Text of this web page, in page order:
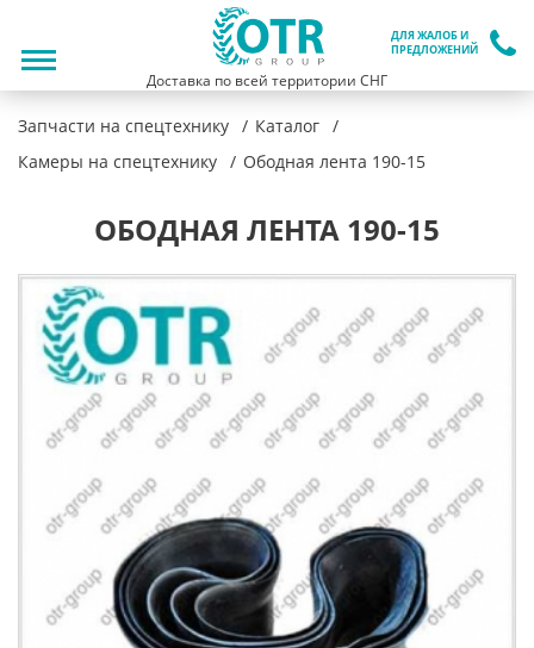
ДЛЯ ЖАЛОБ И
ПРЕДЛОЖЕНИЙ
Доставка по всей территории СНГ
Запчасти на спецтехнику
Каталог
Камеры на спецтехнику
Ободная лента 190-15
ОБОДНАЯ ЛЕНТА 190-15